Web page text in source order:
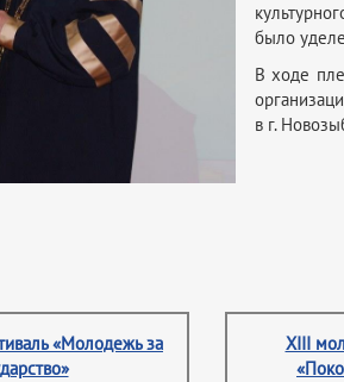
было
В ходе
в г.
«Молодежь за
XIII